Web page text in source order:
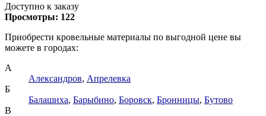
Доступно к заказу
Просмотры: 122
Приобрести кровельные материалы по выгодной цене вы
можете в городах:
А
Александров, Апрелевка
Б
Балашиха, Барыбино, Боровск, Бронницы, Бутово
В